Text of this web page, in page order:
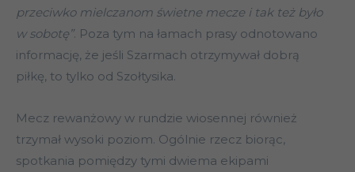
przeciwko mielczanom świetne mecze i tak też było
w sobotę”. Poza tym na łamach prasy odnotowano
informację, że jeśli Szarmach otrzymywał dobrą
piłkę, to tylko od Szołtysika.
Mecz rewanżowy w rundzie wiosennej również
trzymał wysoki poziom. Ogólnie rzecz biorąc,
spotkania pomiędzy tymi dwiema ekipami